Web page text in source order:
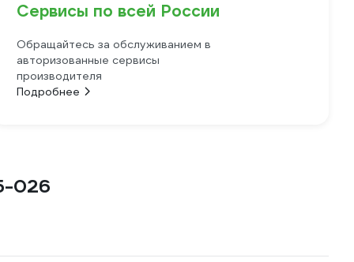
Сервисы по всей России
Обращайтесь за обслуживанием в
авторизованные сервисы
производителя
Подробнее
026